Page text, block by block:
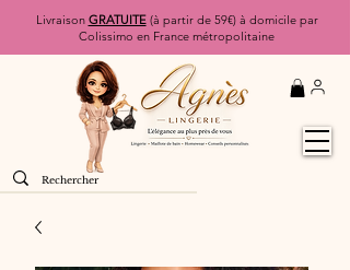
Livraison GRATUITE(à partir de 59€) à domicile par
Colissimo en France métropolitaine